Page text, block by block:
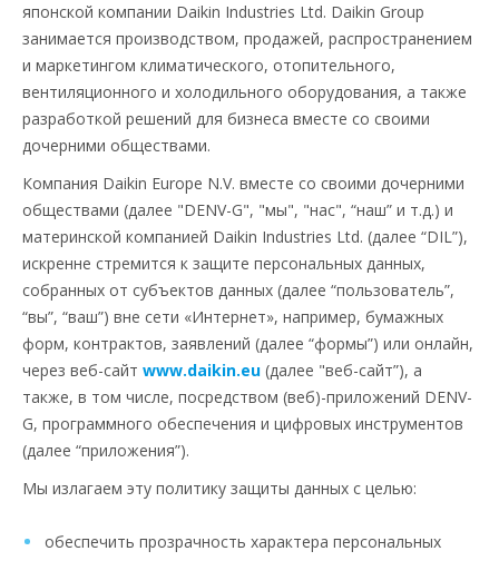
японской компании Daikin Industries Ltd. Daikin Group
занимается производством, продажей, распространением
и маркетингом климатического, отопительного,
вентиляционного и холодильного оборудования, а также
разработкой решений для бизнеса вместе со своими
дочерними обществами.
Компания Daikin Europe N.V. вместе со своими дочерними
обществами (далее "DENV-G", "мы", "нас", “наш” и т.д.) и
материнской компанией Daikin Industries Ltd. (далее “DIL”),
искренне стремится к защите персональных данных,
собранных от субъектов данных (далее “пользователь”,
“вы”, “ваш”) вне сети «Интернет», например, бумажных
форм, контрактов, заявлений (далее “формы”) или онлайн,
через веб-сайт www.daikin.eu (далее "веб-сайт”), а
также, в том числе, посредством (веб)-приложений DENV-
G, программного обеспечения и цифровых инструментов
(далее “приложения”).
Мы излагаем эту политику защиты данных с целью:
обеспечить прозрачность характера персональных